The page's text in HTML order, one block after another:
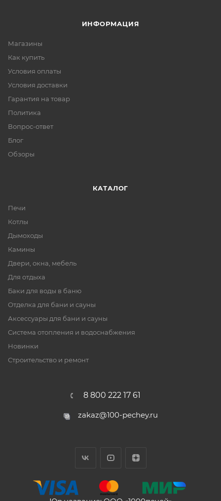
ИНФОРМАЦИЯ
Магазины
Как купить
Условия оплаты
Условия доставки
Гарантия на товар
Политика
Вопрос-ответ
Блог
Обзоры
КАТАЛОГ
Печи
Котлы
Дымоходы
Камины
Двери, окна, мебель
Для отдыха
Баки для воды в баню
Отделка для бани и сауны
Аксессуары для бани и сауны
Система отопления и водоснабжения
Новинки
Строительство и ремонт
8 800 222 17 61
zakaz@100-pechey.ru